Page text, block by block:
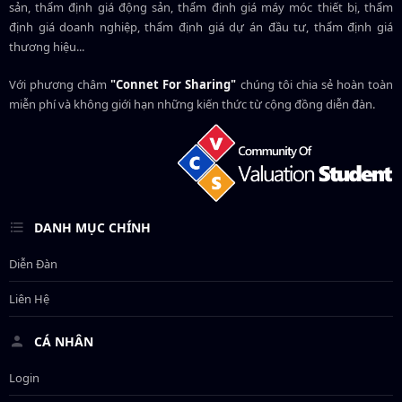
sản, thẩm định giá động sản, thẩm định giá máy móc thiết bị, thẩm
định giá doanh nghiệp, thẩm định giá dự án đầu tư, thẩm định giá
thương hiệu...
Với phương châm"Connet For Sharing" chúng tôi chia sẻ hoàn toàn
miễn phí và không giới hạn những kiến thức từ cộng đồng diễn đàn.
DANH MỤC CHÍNH
Diễn Đàn
Liên Hệ
CÁ NHÂN
Login